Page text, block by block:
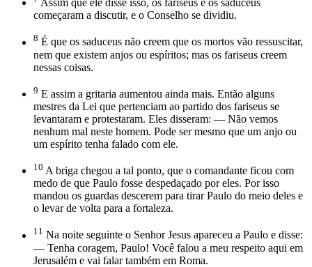
Assim que ele disse isso, os fariseus e os saduceus
começaram a discutir, e o Conselho se dividiu.
8 É que os saduceus não creem que os mortos vão ressuscitar,
nem que existem anjos ou espíritos; mas os fariseus creem
nessas coisas.
9 E assim a gritaria aumentou ainda mais. Então alguns
mestres da Lei que pertenciam ao partido dos fariseus se
levantaram e protestaram. Eles disseram: — Não vemos
nenhum mal neste homem. Pode ser mesmo que um anjo ou
um espírito tenha falado com ele.
10 A briga chegou a tal ponto, que o comandante ficou com
medo de que Paulo fosse despedaçado por eles. Por isso
mandou os guardas descerem para tirar Paulo do meio deles e
o levar de volta para a fortaleza.
11 Na noite seguinte o Senhor Jesus apareceu a Paulo e disse:
— Tenha coragem, Paulo! Você falou a meu respeito aqui em
Jerusalém e vai falar também em Roma.